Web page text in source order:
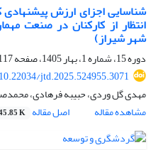
شناسایی اجزای ارزش پیشنهادی
انتظار از کارکنان در صنعت
شهر شیراز)
دوره 15، شماره 1، بهار 1405، صفحه
134
10.22034/jtd.2025.524955.3071
مهدی گل وردی، حبیبه فرهادی،
مشاهده مقاله
اصل مقاله K